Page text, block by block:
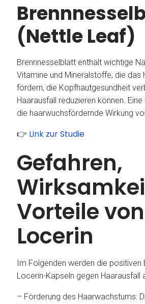
(Nettle Leaf)
Brennnesselblatt enthält wichtige
Vitamine und Mineralstoffe, die das
fördern, die Kopfhautgesundheit
Haarausfall reduzieren können.
die haarwuchsfördernde Wirkung
👉 Link zur Studie
Gefahren,
Vorteile von
Locerin
Im Folgenden werden die positiven
Locerin-Kapseln gegen Haarausfall
– Förderung des Haarwachstums: